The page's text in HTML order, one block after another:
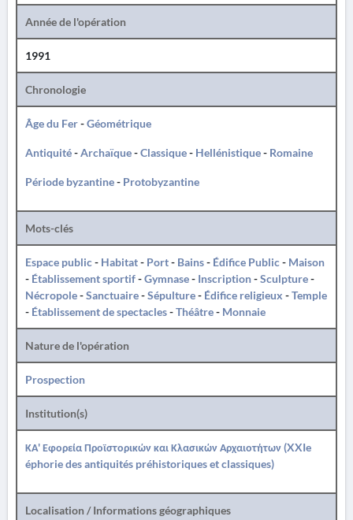
Année de l'opération
1991
Chronologie
Âge du Fer-Géométrique
Antiquité-Archaïque-Classique- Hellénistique- Romaine
Période byzantine- Protobyzantine
Mots-clés
Espace public- Habitat- Port- Bains- Édifice Public- Maison
- Établissement sportif-Gymnase- Inscription-Sculpture-
Nécropole-Sanctuaire-Sépulture- Édifice religieux -Temple
- Établissement de spectacles-Théâtre- Monnaie
Nature de l'opération
Prospection
Institution(s)
ΚΑ' Εφορεία Προϊστορικών και Κλασικών Αρχαιοτήτων (XXIe
éphorie des antiquités préhistoriques et classiques)
Localisation / Informations géographiques